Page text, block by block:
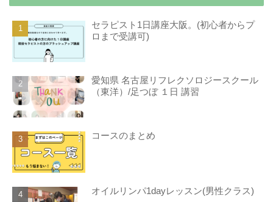
セラピスト1日講座大阪。(初心者からプ
ロまで受講可)
愛知県 名古屋リフレクソロジースクール
（東洋）/足つぼ １日 講習
コースのまとめ
オイルリンパ1dayレッスン(男性クラス)